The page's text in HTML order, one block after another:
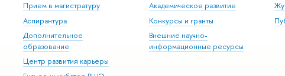
Прием в магистратуру
Аспирантура
Дополнительное
образование
Центр развития карьеры
Академическое развитие
Конкурсы и гранты
Внешние научно-
информационные ресурсы